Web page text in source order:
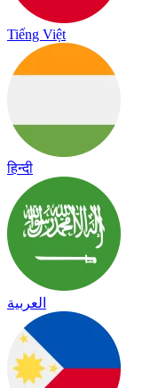
Tiếng Việt
हिन्दी
العربية